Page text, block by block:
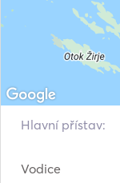
Hlavní přístav:
Vodice